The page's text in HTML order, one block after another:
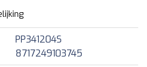
PP341204S
8717249103745